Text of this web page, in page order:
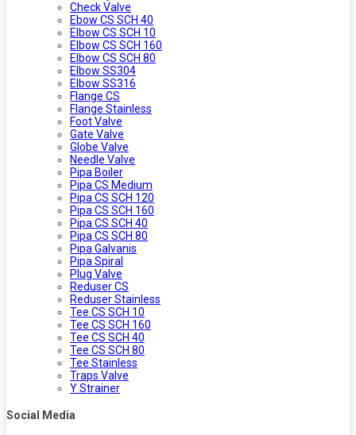
Check Valve
Ebow CS SCH 40
Elbow CS SCH 10
Elbow CS SCH 160
Elbow CS SCH 80
Elbow SS304
Elbow SS316
Flange CS
Flange Stainless
Foot Valve
Gate Valve
Globe Valve
Needle Valve
Pipa Boiler
Pipa CS Medium
Pipa CS SCH 120
Pipa CS SCH 160
Pipa CS SCH 40
Pipa CS SCH 80
Pipa Galvanis
Pipa Spiral
Plug Valve
Reduser CS
Reduser Stainless
Tee CS SCH 10
Tee CS SCH 160
Tee CS SCH 40
Tee CS SCH 80
Tee Stainless
Traps Valve
Y Strainer
Social Media